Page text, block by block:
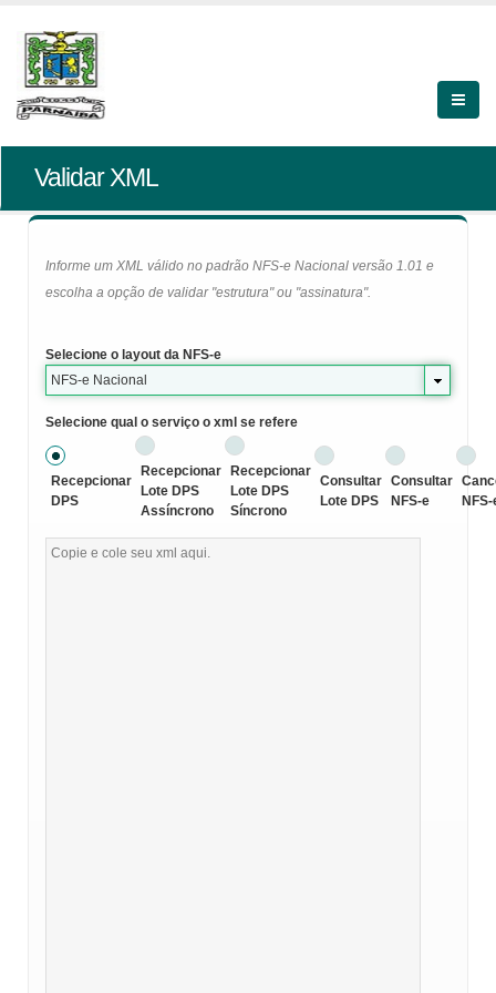
Validar XML
Informe um XML válido no padrão NFS-e Nacional versão 1.01 e
escolha a opção de validar "estrutura" ou "assinatura".
Selecione o layout da NFS-e
NFS-e Nacional
Selecione qual o serviço o xml se refere
Recepcionar
DPS
Recepcionar
Lote DPS
Assíncrono
Recepcionar
Lote DPS
Síncrono
Consultar
Lote DPS
Consultar
NFS-e
NFS-